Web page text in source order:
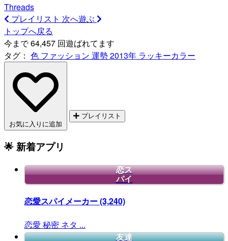
Threads
プレイリスト 次へ遊ぶ
トップへ戻る
今まで 64,457 回遊ばれてます
タグ： 色 ファッション 運勢2013年 ラッキーカラー
お気に入りに追加
プレイリスト
🌟 新着アプリ
恋ス
パイ
恋愛スパイメーカー(3,240)
恋愛 秘密 ネタ ...
友達